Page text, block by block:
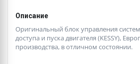
Описание
Оригинальный блок управления
доступа и пуска двигателя (KESSY),
производства, в отличном состоянии.